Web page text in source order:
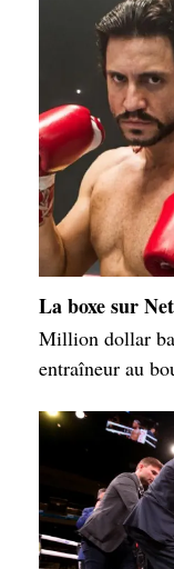
La boxe sur
Million dollar
entraîneur au